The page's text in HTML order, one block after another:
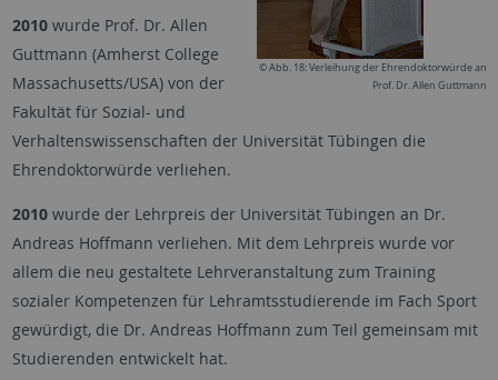
© Abb. 18: Verleihung der Ehrendoktorwürde an
Prof. Dr. Allen Guttmann
2010wurde Prof. Dr. Allen
Guttmann (Amherst College
Massachusetts/USA) von der
Fakultät für Sozial- und
Verhaltenswissenschaften der Universität Tübingen die
Ehrendoktorwürde verliehen.
2010wurde der Lehrpreis der Universität Tübingen an Dr.
Andreas Hoffmann verliehen. Mit dem Lehrpreis wurde vor
allem die neu gestaltete Lehrveranstaltung zum Training
sozialer Kompetenzen für Lehramtsstudierende im Fach Sport
gewürdigt, die Dr. Andreas Hoffmann zum Teil gemeinsam mit
Studierenden entwickelt hat.